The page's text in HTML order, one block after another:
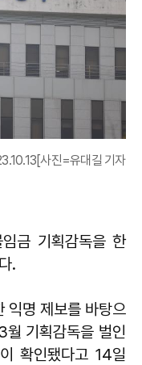
사진=유대길 기자
금 기획감독을 한
.
익명 제보를 바탕으
기획감독을 벌인
확인됐다고 14일